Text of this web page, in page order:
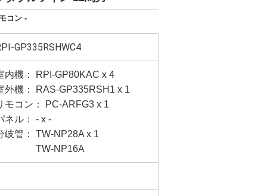
コン -
GP335RSHWC4
内機： RPI-GP80KAC x 4
外機： RAS-GP335RSH1 x 1
モコン： PC-ARFG3 x 1
ネル： - x -
岐管： TW-NP28A x 1
NP16A